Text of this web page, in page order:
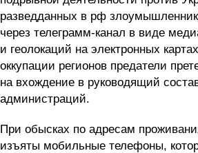
разведданных в рф
через телеграмм-канал в виде
и геолокаций на электронных
оккупации регионов предатели
на вхождение в руководящий
администраций.
При обысках по адресам
изъяты мобильные телефоны,